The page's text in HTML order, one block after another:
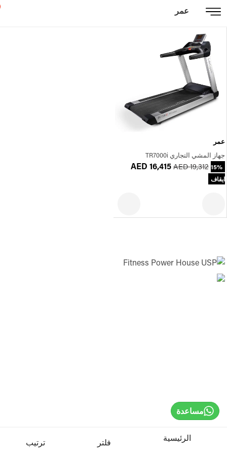
عمر
عمر
جهاز المشي التجاري TR7000i
AED 16,415 AED 19,312 15%
ايقاف
الرئيسية فلتر ترتيب
مساعدة
Select Language